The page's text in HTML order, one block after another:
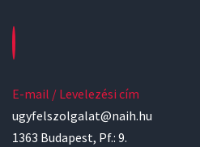
E-mail / Levelezési cím
ugyfelszolgalat@naih.hu
1363 Budapest, Pf.: 9.